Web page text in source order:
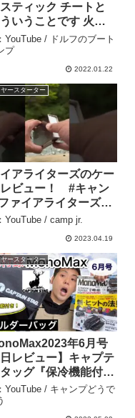
ティック チートと
いうことです 火起
野良道具製作所】 –
のブートキャンプ
YouTube / ドルフのブート
プ
2022.01.22
ヤースターター
アライターズのケー
レビュー！ #キャン
ァイアライターズ#
プギア #キャンプギ
YouTube / camp jr.
2023.04.19
ースターター
年6月号
レビュー】キャプテ
ッグ『保冷機能付
ョルダーバッグ』
ンプ道具】【キャン
ア】【2023年5月9日
YouTube / キャンプどうで